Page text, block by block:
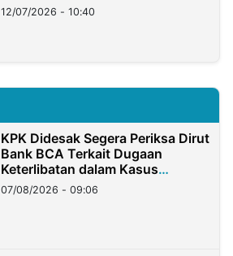
12/07/2026 - 10:40
KPK Didesak Segera Periksa Dirut
Bank BCA Terkait Dugaan
Keterlibatan dalam Kasus
Hilangnya Dana Nasabah Rp2,58
Miliar
07/08/2026 - 09:06